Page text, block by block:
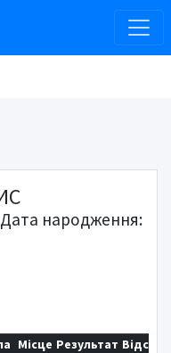
Дата народження:
Місце Результат Відст